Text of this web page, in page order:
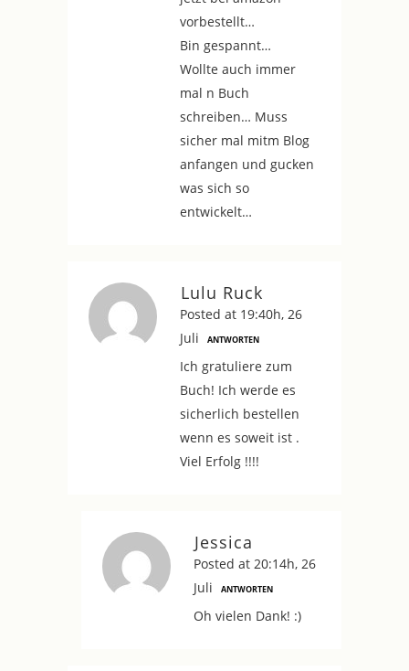
vorbestellt…
Bin gespannt…
Wollte auch immer
mal n Buch
schreiben… Muss
sicher mal mitm Blog
anfangen und gucken
was sich so
entwickelt…
Lulu Ruck
Posted at 19:40h, 26
Juli
ANTWORTEN
Ich gratuliere zum
Buch! Ich werde es
sicherlich bestellen
wenn es soweit ist .
Viel Erfolg !!!!
Jessica
Posted at 20:14h, 26
Juli
ANTWORTEN
Oh vielen Dank! :)